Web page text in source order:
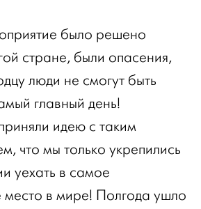
было решено
стране, были опасения,
люди не смогут быть
главный день!
идею с таким
что мы только укрепились
уехать в самое
место в мире! Полгода ушло